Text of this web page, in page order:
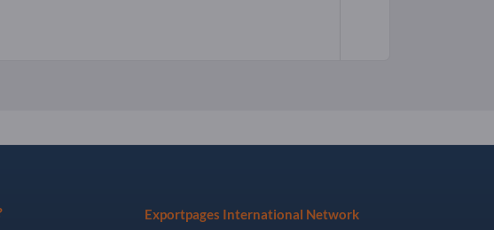
Exportpages International Network